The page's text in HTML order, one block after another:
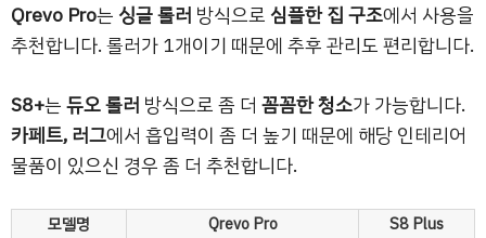
Qrevo Pro는 싱글 롤러 방식으로심플한 집 구조에서 사용을
추천합니다. 롤러가 1개이기 때문에 추후 관리도 편리합니다.
S8+는듀오 롤러 방식으로 좀 더 꼼꼼한 청소가 가능합니다.
카페트, 러그에서 흡입력이 좀 더 높기 때문에 해당 인테리어
물품이 있으신 경우 좀 더 추천합니다.
모델명 Qrevo Pro
S8 Plus